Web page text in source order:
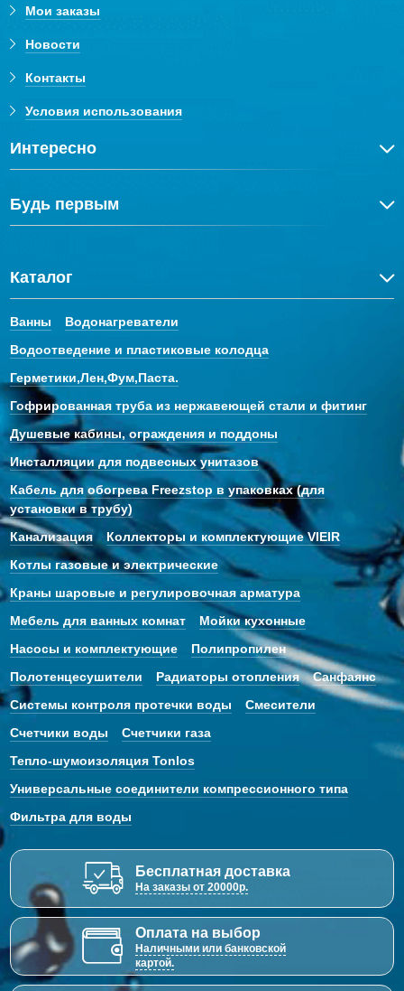
Мои заказы
Новости
Контакты
Условия использования
Интересно
Будь первым
Каталог
Ванны
Водонагреватели
Водоотведение и пластиковые колодца
Герметики,Лен,Фум,Паста.
Гофрированная труба из нержавеющей стали и фитинг
Душевые кабины, ограждения и поддоны
Инсталляции для подвесных унитазов
Кабель для обогрева Freezstop в упаковках (для
установки в трубу)
Канализация
Коллекторы и комплектующие VIEIR
Котлы газовые и электрические
Краны шаровые и регулировочная арматура
Мебель для ванных комнат
Мойки кухонные
Насосы и комплектующие
Полипропилен
Полотенцесушители
Радиаторы отопления
Санфаянс
Системы контроля протечки воды
Смесители
Счетчики воды
Счетчики газа
Тепло-шумоизоляция Tonlos
Универсальные соединители компрессионного типа
Фильтра для воды
Бесплатная доставка
На заказы от 20000р.
Оплата на выбор
Наличными или банковской
картой.